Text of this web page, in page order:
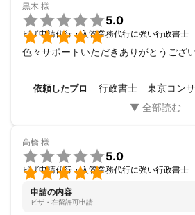
黒木 様


5.0
ビザ申請代行・入管業務代行に強い行政書士
色々サポートいただきありがとうござい
依頼したプロ 行政書士 東京コン
高橋 様


5.0
ビザ申請代行・入管業務代行に強い行政書士
申請の内容
ビザ・在留許可申請